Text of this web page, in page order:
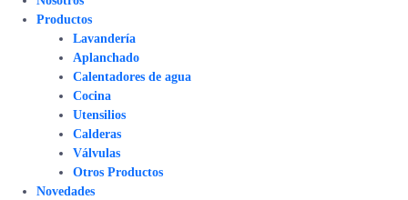
Productos
Lavandería
Aplanchado
Calentadores de agua
Cocina
Utensilios
Calderas
Válvulas
Otros Productos
Novedades